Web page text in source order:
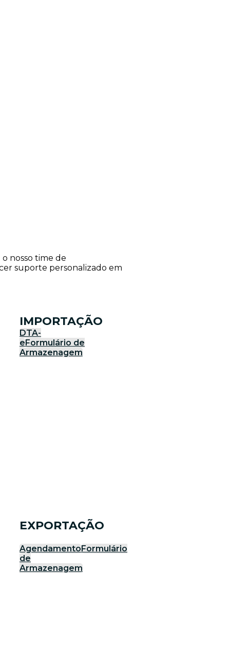
nosso time de
suporte personalizado em
IMPORTAÇÃO
DTA-
eFormulário de
Armazenagem
EXPORTAÇÃO
AgendamentoFormulário
de
Armazenagem